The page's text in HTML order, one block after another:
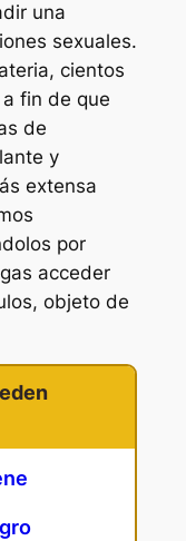
una
sexuales.
cientos
fin de que
de
y
extensa
por
acceder
objeto de